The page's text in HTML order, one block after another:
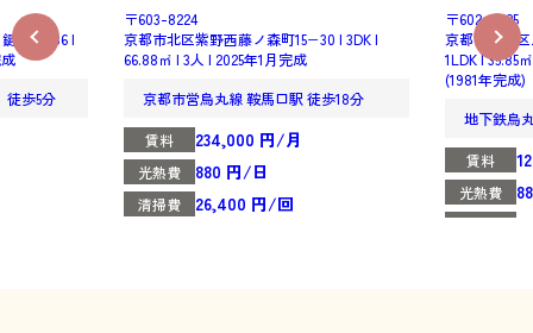
屋町486 |
歩5分
〒603-8224
京都市北区紫野西藤ノ森町15−30 | 3DK |
66.88㎡ | 3人 | 2025年1月完成
京都市営烏丸線 鞍馬口駅 徒歩18分
賃料 234,000 円/月
光熱費 880 円/日
清掃費 26,400 円/回
〒602-0025
京都市上京
1LDK | 35.85
(1981年完成)
地下鉄烏
賃料
光熱費
清掃費